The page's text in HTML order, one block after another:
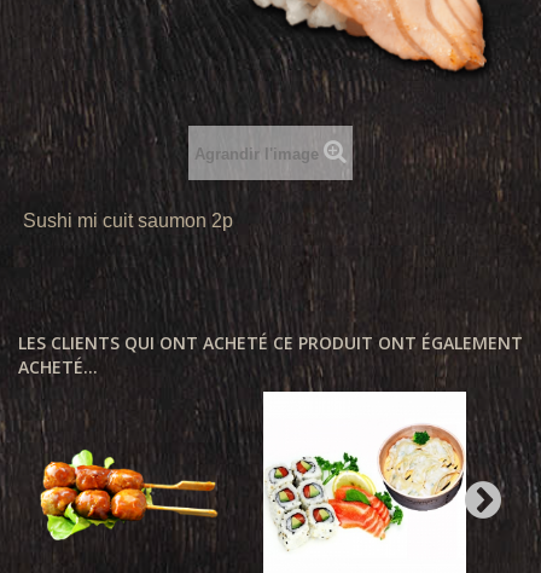
Agrandir l'image
Sushi mi cuit saumon 2p
LES CLIENTS QUI ONT ACHETÉ CE PRODUIT ONT ÉGALEMENT
ACHETÉ...